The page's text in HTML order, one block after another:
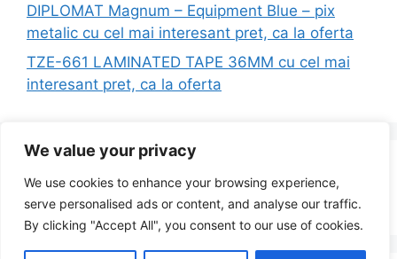
We value your privacy
We use cookies to enhance your browsing experience,
serve personalised ads or content, and analyse our traffic.
By clicking "Accept All", you consent to our use of cookies.
DIPLOMAT Magnum – Equipment Blue – pix
metalic cu cel mai interesant pret, ca la oferta
TZE-661 LAMINATED TAPE 36MM cu cel mai
interesant pret, ca la oferta
Search
for: